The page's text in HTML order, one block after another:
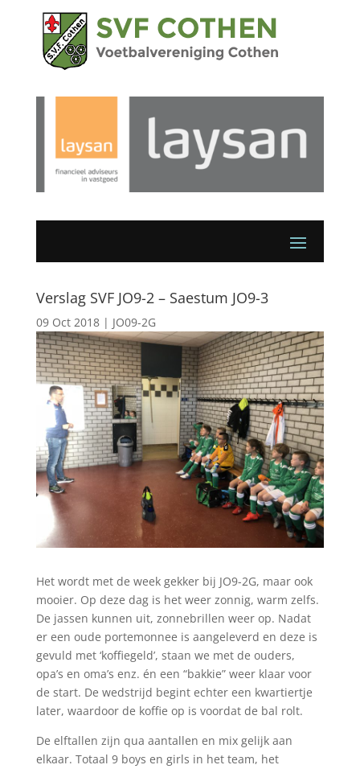
Verslag SVF JO9-2 – Saestum JO9-3
09 Oct 2018| JO09-2G
Het wordt met de week gekker bij JO9-2G, maar ook
mooier. Op deze dag is het weer zonnig, warm zelfs.
De jassen kunnen uit, zonnebrillen weer op. Nadat
er een oude portemonnee is aangeleverd en deze is
gevuld met ‘koffiegeld’, staan we met de ouders,
opa’s en oma’s enz. én een “bakkie” weer klaar voor
de start. De wedstrijd begint echter een kwartiertje
later, waardoor de koffie op is voordat de bal rolt.
De elftallen zijn qua aantallen en mix gelijk aan
elkaar. Totaal 9 boys en girls in het team, het